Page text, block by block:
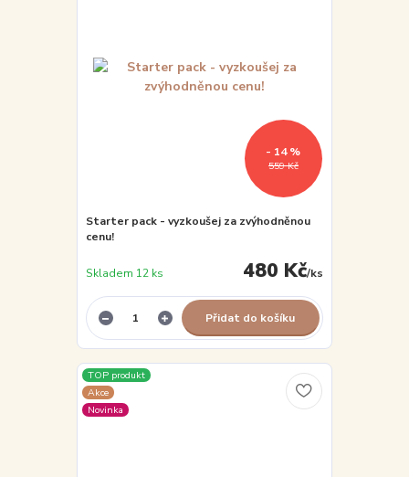
559 Kč
- 14 %
Starter pack - vyzkoušej za zvýhodněnou
cenu!
480 Kč/ks
Skladem 12 ks
Přidat do košíku
TOP produkt
Akce
Novinka